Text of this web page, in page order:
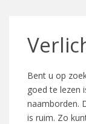
Bent u op
goed te lezen
naamborden.
is ruim. Zo